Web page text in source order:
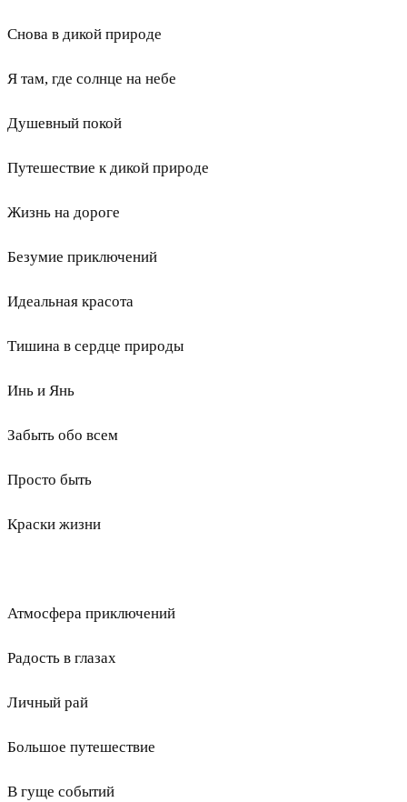
Снова в дикой природе
Я там, где солнце на небе
Душевный покой
Путешествие к дикой природе
Жизнь на дороге
Безумие приключений
Идеальная красота
Тишина в сердце природы
Инь и Янь
Забыть обо всем
Просто быть
Краски жизни
Атмосфера приключений
Радость в глазах
Личный рай
Большое путешествие
В гуще событий